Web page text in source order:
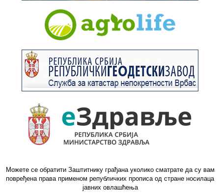
Можете се обратити Заштитнику грађана уколико сматрате да су вам
повређена права применом републичких прописа од стране носилаца
јавних овлашћења